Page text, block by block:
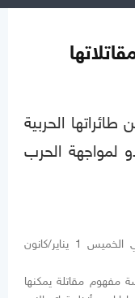
الحربية
لمواجهة الحرب
جاء ذلك بحسب ما نقل موقع الدفاع العربي الخميس 1 يناير/كانون
مفهوم مقاتلة يمكنها